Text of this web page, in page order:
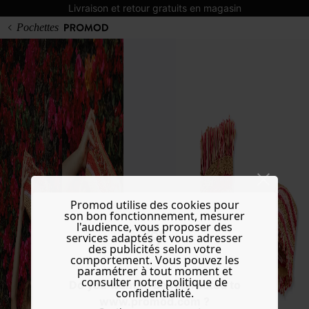
Livraison et retour gratuits en magasin
Do you want to be redirected to
www.promod.com ?
Pochettes
Promod utilise des cookies pour
son bon fonctionnement, mesurer
l'audience, vous proposer des
services adaptés et vous adresser
des publicités selon votre
comportement. Vous pouvez les
paramétrer à tout moment et
consulter notre politique de
confidentialité.